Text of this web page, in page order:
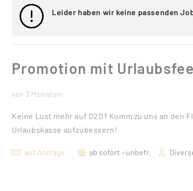
Leider haben wir keine passenden
Promotion mit
vor 3 Monaten
Keine Lust mehr auf D2D? Komm zu uns an
Urlaubskasse aufzubessern!
auf Anfrage ab sofort - unbefr.